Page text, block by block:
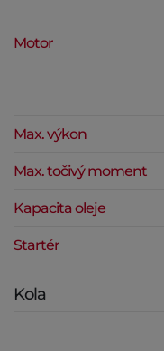
Motor
Max. výkon
Max. točivý moment
Kapacita oleje
Startér
Kola